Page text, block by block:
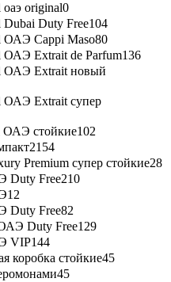
original0
Duty Free104
ОАЭ Cappi Maso80
ОАЭ Extrait de Parfum136
ОАЭ Extrait новый
ОАЭ Extrait супер
ОАЭ стойкие102
2154
Premium супер стойкие28
Duty Free210
12
Duty Free82
Duty Free129
VIP144
коробка стойкие45
45